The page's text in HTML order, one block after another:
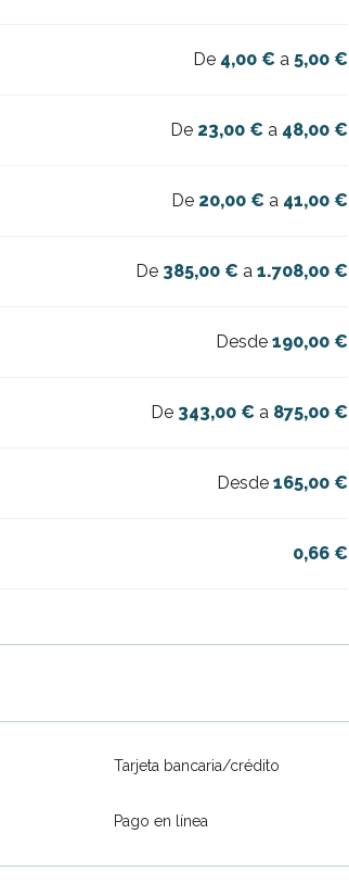
De 4,00 € a 5,00 €
De 23,00 € a 48,00 €
De 20,00 € a 41,00 €
De 385,00 € a1.708,00 €
Desde190,00 €
De 343,00 € a 875,00 €
Desde165,00 €
0,66 €
Tarjeta bancaria/crédito
Pago en línea